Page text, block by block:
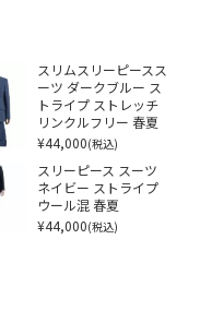
スリムスリーピースス
ーツ ダークブルー ス
トライプ ストレッチ
リンクルフリー 春夏
¥44,000(税込)
スリーピース スーツ
ネイビー ストライプ
ウール混 春夏
¥44,000(税込)